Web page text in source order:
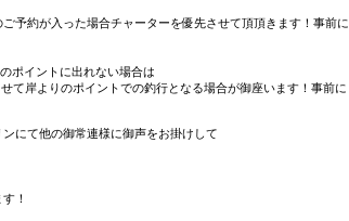
予約が入った場合チャーターを優先させて頂頂きます！事前に
ポイントに出れない場合は
て岸よりのポイントでの釣行となる場合が御座います！事前に
にて他の御常連様に御声をお掛けして
！